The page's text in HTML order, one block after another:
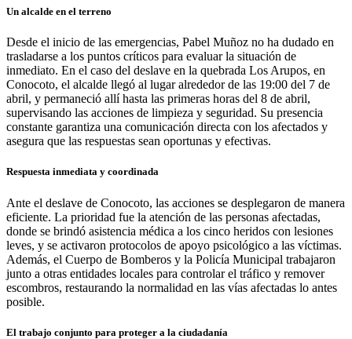
Un alcalde en el terreno
Desde el inicio de las emergencias, Pabel Muñoz no ha dudado en
trasladarse a los puntos críticos para evaluar la situación de
inmediato. En el caso del deslave en la quebrada Los Arupos, en
Conocoto, el alcalde llegó al lugar alrededor de las 19:00 del 7 de
abril, y permaneció allí hasta las primeras horas del 8 de abril,
supervisando las acciones de limpieza y seguridad. Su presencia
constante garantiza una comunicación directa con los afectados y
asegura que las respuestas sean oportunas y efectivas.
Respuesta inmediata y coordinada
Ante el deslave de Conocoto, las acciones se desplegaron de manera
eficiente. La prioridad fue la atención de las personas afectadas,
donde se brindó asistencia médica a los cinco heridos con lesiones
leves, y se activaron protocolos de apoyo psicológico a las víctimas.
Además, el Cuerpo de Bomberos y la Policía Municipal trabajaron
junto a otras entidades locales para controlar el tráfico y remover
escombros, restaurando la normalidad en las vías afectadas lo antes
posible.
El trabajo conjunto para proteger a la ciudadanía